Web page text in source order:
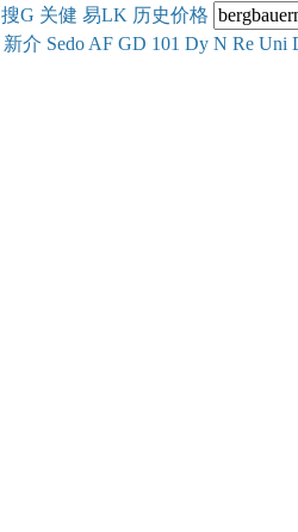
搜G 关健 易LK 历史价格
新介 Sedo AF GD 101 Dy N Re Uni